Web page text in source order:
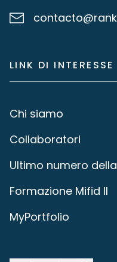
LINK DI INTERESSE
Chi siamo
Collaboratori
Ultimo numero
Formazione Mifid II
MyPortfolio